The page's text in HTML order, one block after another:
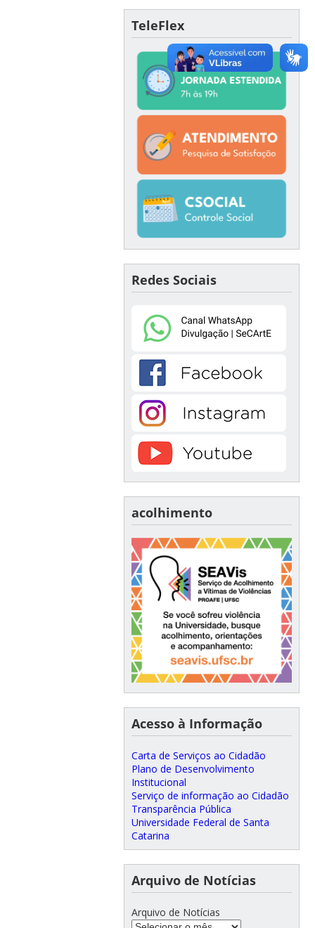
TeleFlex
Redes Sociais
acolhimento
Acesso à Informação
Carta de Serviços ao Cidadão
Plano de Desenvolvimento
Institucional
Serviço de informação ao Cidadão
Transparência Pública
Universidade Federal de Santa
Catarina
Arquivo de Notícias
Arquivo de Notícias